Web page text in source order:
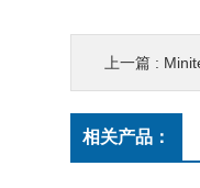
上一篇 :
相关产品：